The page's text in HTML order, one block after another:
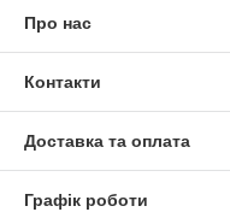
Про нас
Контакти
Доставка та оплата
Графік роботи